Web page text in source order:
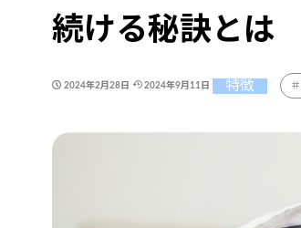
続ける秘訣とは
2024年2月28日 2024年9月11日 特徴